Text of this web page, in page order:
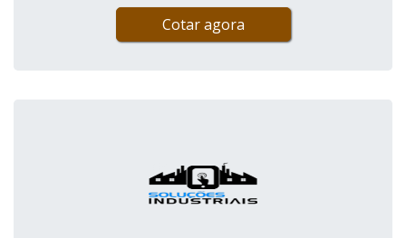
Cotar agora